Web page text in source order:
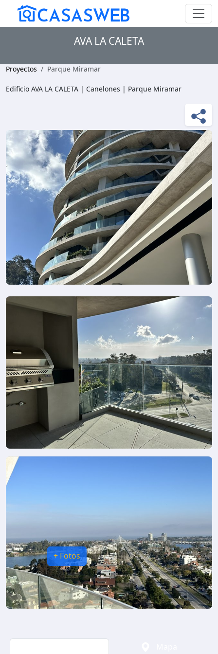
AVA LA CALETA
Proyectos Parque Miramar
Edificio AVA LA CALETA | Canelones | Parque Miramar
+ Fotos